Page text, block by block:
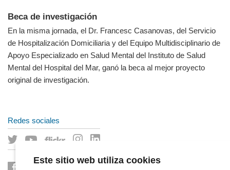
Beca de investigación
En la misma jornada, el Dr. Francesc Casanovas, del Servicio
de Hospitalización Domiciliaria y del Equipo Multidisciplinario de
Apoyo Especializado en Salud Mental del Instituto de Salud
Mental del Hospital del Mar, ganó la beca al mejor proyecto
original de investigación.
Redes sociales
Este sitio web utiliza cookies